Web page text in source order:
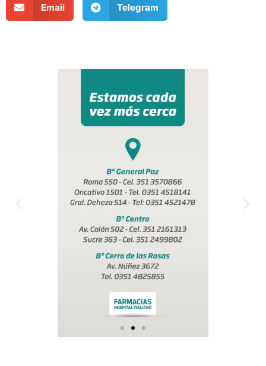
Email Telegram